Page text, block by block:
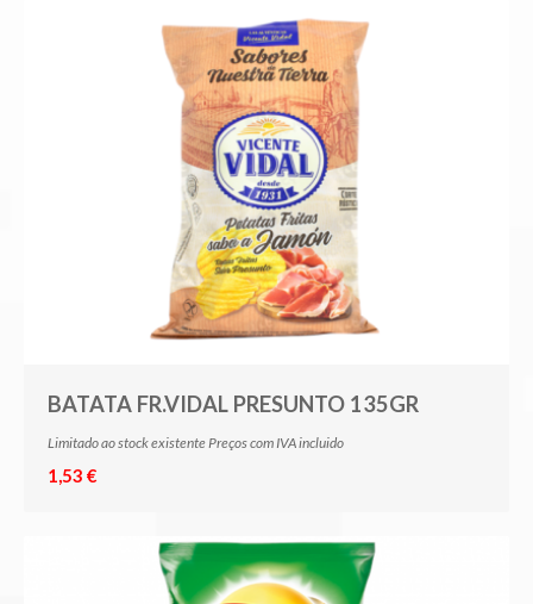
BATATA FR.VIDAL PRESUNTO 135GR
Limitado ao stock existente Preços com IVA incluido
1,53 €